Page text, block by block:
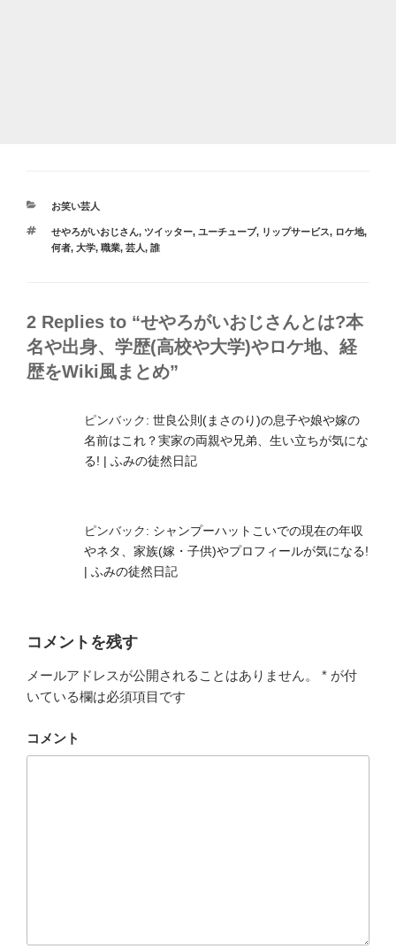
カ
ゴ
リ
お笑い芸人
タ
グ
せやろがいおじさん, ツイッター, ユーチューブ, リップサービス, ロケ地,
何者, 大学, 職業, 芸人, 誰
2 Replies to “せやろがいおじさんとは?本
名や出身、学歴(高校や大学)やロケ地、経
歴をWiki風まとめ”
ピンバック: 世良公則(まさのり)の息子や娘や嫁の
名前はこれ？実家の両親や兄弟、生い立ちが気にな
る! | ふみの徒然日記
ピンバック: シャンプーハットこいでの現在の年収
やネタ、家族(嫁・子供)やプロフィールが気になる!
| ふみの徒然日記
コメントを残す
メールアドレスが公開されることはありません。 * が付
いている欄は必須項目です
コメント